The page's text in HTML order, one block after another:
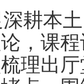
耕本
，课
理出